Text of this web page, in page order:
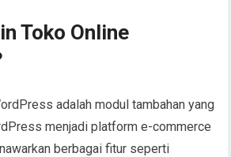
Toko Online
adalah modul tambahan yang
menjadi platform e-commerce
berbagai fitur seperti